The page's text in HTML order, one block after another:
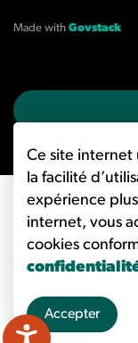
Made with Govstack
Ce site internet
la facilité
expérience
internet, vous
cookies
Accepter